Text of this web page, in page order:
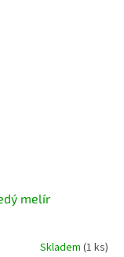
melír
Skladem (1 ks)